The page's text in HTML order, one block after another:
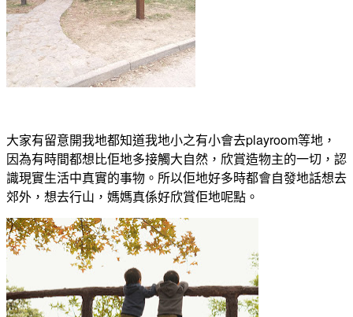
大家有留意開我地都知道我地小之有小會去playroom等地，
因為有時間都想比佢地多接觸大自然，欣賞造物主的一切，認
識現實生活中真實的事物。所以佢地好多時都會自發地話想去
郊外，想去行山，媽媽真係好欣賞佢地呢點。